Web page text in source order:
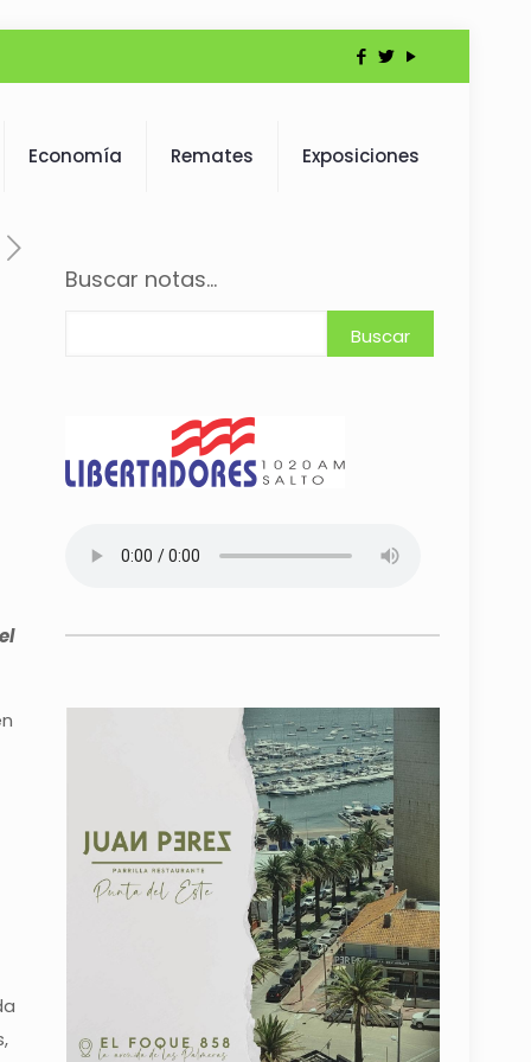
Economía Remates Exposiciones
Buscar notas...
Buscar